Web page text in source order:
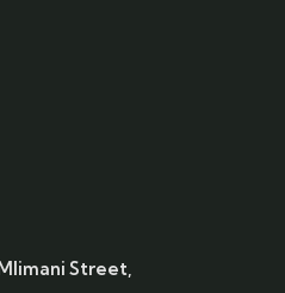
Street,